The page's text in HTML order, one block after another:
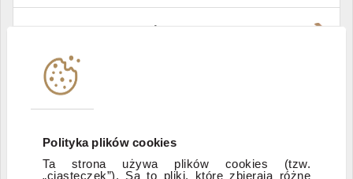
Polityka plików cookies
Ta strona używa plików cookies (tzw.
„ciasteczek”). Są to pliki, które zbierają różne
Instytucje współpracujące
Zastrzeżenia prawne